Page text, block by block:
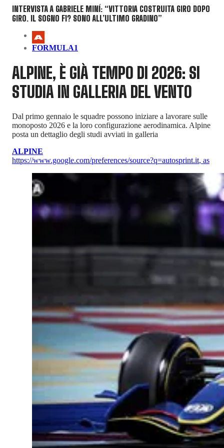
INTERVISTA A GABRIELE MINÍ: “VITTORIA COSTRUITA GIRO DOPO
GIRO. IL SOGNO F1? SONO ALL’ULTIMO GRADINO”
FORMULA1
ALPINE, È GIÀ TEMPO DI 2026: SI
STUDIA IN GALLERIA DEL VENTO
Dal primo gennaio le squadre possono iniziare a lavorare sulle
monoposto 2026 e la loro configurazione aerodinamica. Alpine
posta un dettaglio degli studi avviati in galleria
ALPINE
https://www.google.com/preferences/source?q=autosprint.it, as